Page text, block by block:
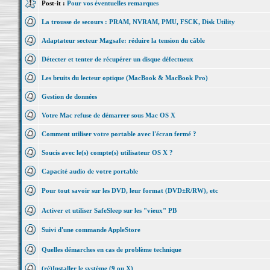
Post-it : Pour vos éventuelles remarques
La trousse de secours : PRAM, NVRAM, PMU, FSCK, Disk Utility
Adaptateur secteur Magsafe: réduire la tension du câble
Détecter et tenter de récupérer un disque défectueux
Les bruits du lecteur optique (MacBook & MacBook Pro)
Gestion de données
Votre Mac refuse de démarrer sous Mac OS X
Comment utiliser votre portable avec l'écran fermé ?
Soucis avec le(s) compte(s) utilisateur OS X ?
Capacité audio de votre portable
Pour tout savoir sur les DVD, leur format (DVD±R/RW), etc
Activer et utiliser SafeSleep sur les "vieux" PB
Suivi d'une commande AppleStore
Quelles démarches en cas de problème technique
(ré)Installer le système (9 ou X)